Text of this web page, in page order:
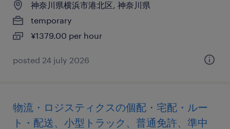
神奈川県横浜市港北区, 神奈川県
temporary
¥1379.00 per hour
posted 24 july 2026
物流・ロジスティクスの個配・宅配・ルー
ト・配送、小型トラック、普通免許、準中